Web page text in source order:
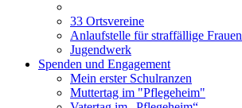
33 Ortsvereine
Anlaufstelle für straffällige Frauen
Jugendwerk
Spenden und Engagement
Mein erster Schulranzen
Muttertag im "Pflegeheim"